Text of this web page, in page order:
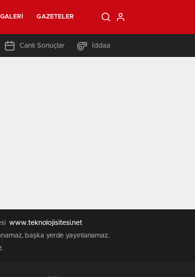
GALERI GAZETELER
Canlı Sonuçlar İddaa
www.teknolojisitesi.net
başka yerde yayınlanamaz.